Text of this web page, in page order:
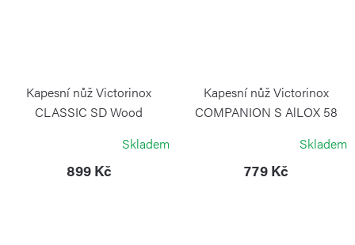
Kapesní nůž Victorinox
CLASSIC SD Wood
Skladem
899 Kč
Kapesní nůž Victorinox
COMPANION S AlLOX 58
Skladem
779 Kč